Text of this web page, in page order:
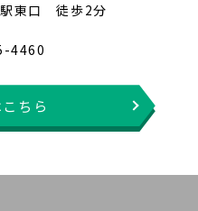
東口 徒歩2分
4460
ちら